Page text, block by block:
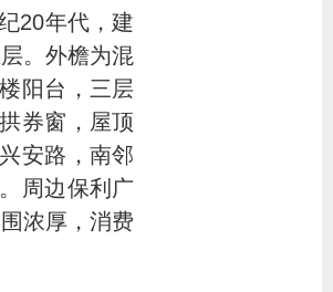
20年代，建
。外檐为混
阳台，三层
券窗，屋顶
安路，南邻
周边保利广
浓厚，消费